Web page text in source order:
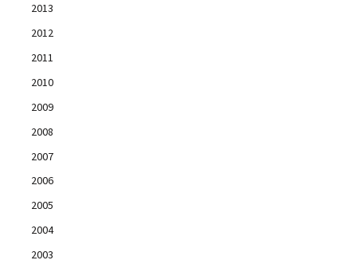
2013
2012
2011
2010
2009
2008
2007
2006
2005
2004
2003